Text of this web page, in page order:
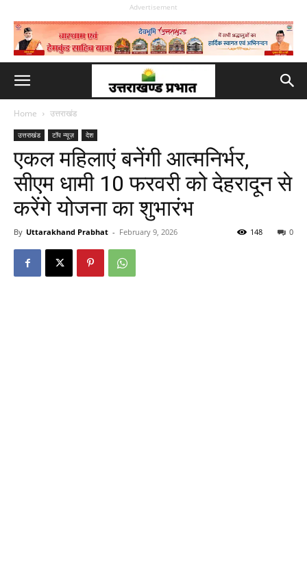
Advertisement
Home उत्तराखंड
उत्तराखंड टॉप न्यूज़ देश
एकल महिलाएं बनेंगी आत्मनिर्भर,
सीएम धामी 10 फरवरी को देहरादून से
करेंगे योजना का शुभारंभ
By Uttarakhand Prabhat - February 9, 2026 0
148